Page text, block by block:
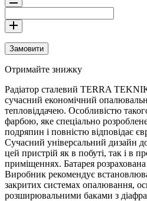
Замовити
Отримайте знижку
Радіатор сталевий TERRA
сучасний економічний
тепловіддачею. Особливістю
фарбою, яке спеціально розроблене
подряпин і повністю відповідає
Сучасний універсальний дизайн
цей пристрій як в побуті, так і в
приміщеннях. Батарея
Виробник рекомендує
закритих системах опалювання,
розширювальними баками з